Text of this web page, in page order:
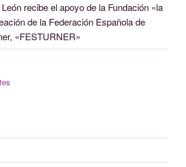
recibe el apoyo de la Fundación «la
de la Federación Española de
«FESTURNER»